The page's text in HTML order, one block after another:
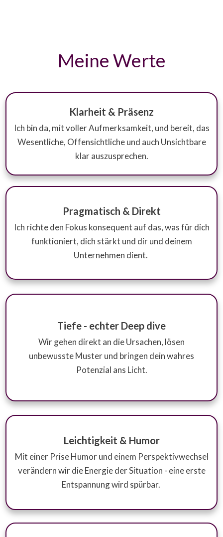
Meine Werte
Klarheit & Präsenz
Ich bin da, mit voller Aufmerksamkeit, und bereit, das
Wesentliche, Offensichtliche und auch Unsichtbare
klar auszusprechen.
Pragmatisch & Direkt
Ich richte den Fokus konsequent auf das, was für dich
funktioniert, dich stärkt und dir und deinem
Unternehmen dient.
Tiefe - echter Deep dive
Wir gehen direkt an die Ursachen, lösen
unbewusste Muster und bringen dein wahres
Potenzial ans Licht.
Leichtigkeit & Humor
Mit einer Prise Humor und einem Perspektivwechsel
verändern wir die Energie der Situation - eine erste
Entspannung wird spürbar.